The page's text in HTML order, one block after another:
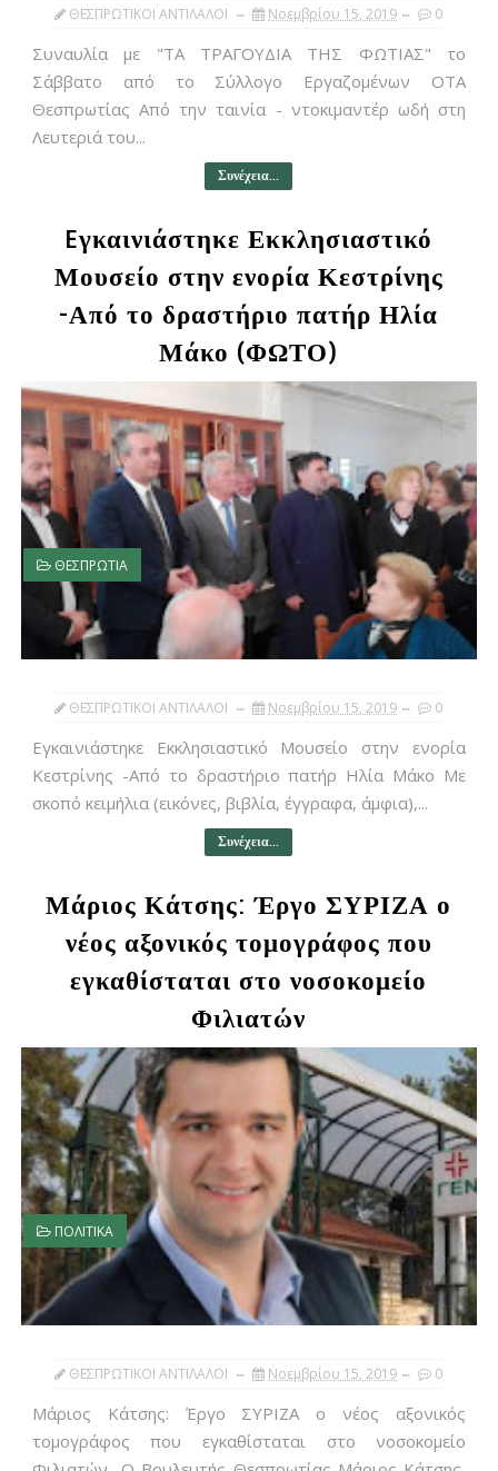
ΘΕΣΠΡΩΤΙΚΟΙ ΑΝΤΙΛΑΛΟΙ Νοεμβρίου 15, 2019 0
Συναυλία με "ΤΑ ΤΡΑΓΟΥΔΙΑ ΤΗΣ ΦΩΤΙΑΣ" το
Σάββατο από το Σύλλογο Εργαζομένων ΟΤΑ
Θεσπρωτίας Από την ταινία - ντοκιμαντέρ ωδή στη
Λευτεριά του...
Συνέχεια...
Eγκαινιάστηκε Εκκλησιαστικό
Μουσείο στην ενορία Κεστρίνης
-Από το δραστήριο πατήρ Ηλία
Μάκο (ΦΩΤΟ)
ΘΕΣΠΡΩΤΙΑ
ΘΕΣΠΡΩΤΙΚΟΙ ΑΝΤΙΛΑΛΟΙ Νοεμβρίου 15, 2019 0
Eγκαινιάστηκε Εκκλησιαστικό Μουσείο στην ενορία
Κεστρίνης -Από το δραστήριο πατήρ Ηλία Μάκο Με
σκοπό κειμήλια (εικόνες, βιβλία, έγγραφα, άμφια),...
Συνέχεια...
Μάριος Κάτσης: Έργο ΣΥΡΙΖΑ ο
νέος αξονικός τομογράφος που
εγκαθίσταται στο νοσοκομείο
Φιλιατών
ΠΟΛΙΤΙΚΑ
ΘΕΣΠΡΩΤΙΚΟΙ ΑΝΤΙΛΑΛΟΙ Νοεμβρίου 15, 2019 0
Μάριος Κάτσης: Έργο ΣΥΡΙΖΑ ο νέος αξονικός
τομογράφος που εγκαθίσταται στο νοσοκομείο